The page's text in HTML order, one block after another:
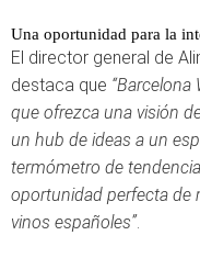
Una oportunidad para la
El director general de
destaca que
que ofrezca una visión
un hub de ideas a un
termómetro de
oportunidad perfecta de
vinos españoles”.